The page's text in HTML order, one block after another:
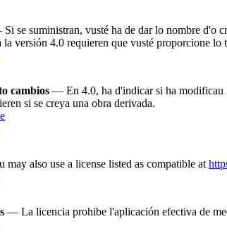
se suministran, vusté ha de dar lo nombre d'o
versión 4.0 requieren que vusté proporcione
cambios — En 4.0, ha d'indicar si ha modificau
si se creya una obra derivada.
also use a license listed as compatible at
— La licencia prohibe l'aplicación efectiva de